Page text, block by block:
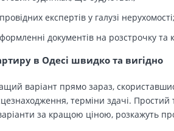
експертів у галузі нерухомості;
документів на розстрочку та
в Одесі швидко та вигідно
варіант прямо зараз,
терміни здачі.
за кращою ціною, розкажуть